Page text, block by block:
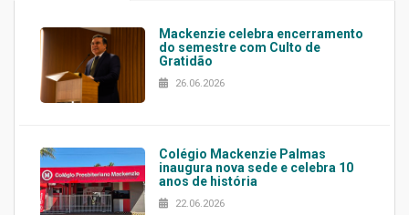
Mackenzie celebra encerramento
do semestre com Culto de
Gratidão
26.06.2026
Colégio Mackenzie Palmas
inaugura nova sede e celebra 10
anos de história
22.06.2026